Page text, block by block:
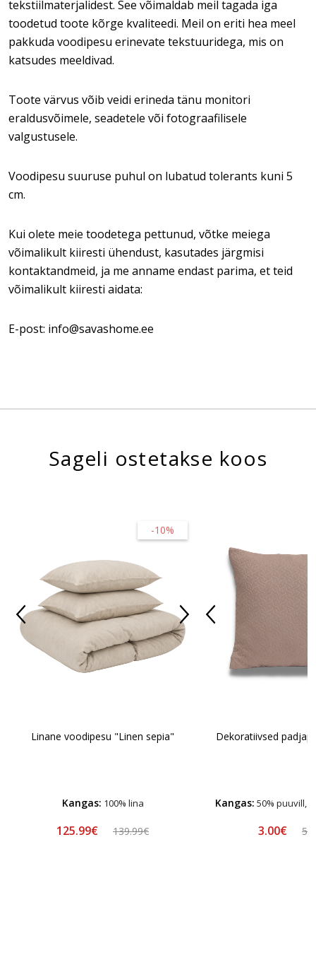
tekstiilmaterjalidest. See võimaldab meil tagada iga
toodetud toote kõrge kvaliteedi. Meil on eriti hea meel
pakkuda voodipesu erinevate tekstuuridega, mis on
katsudes meeldivad.
Toote värvus võib veidi erineda tänu monitori
eraldusvõimele, seadetele või fotograafilisele
valgustusele.
Voodipesu suuruse puhul on lubatud tolerants kuni 5
cm.
Kui olete meie toodetega pettunud, võtke meiega
võimalikult kiiresti ühendust, kasutades järgmisi
kontaktandmeid, ja me anname endast parima, et teid
võimalikult kiiresti aidata:
E-post: info@savashome.ee
Sageli ostetakse koos
-10%
Linane voodipesu "Linen sepia"
Kangas: 100% lina
125.99€ 139.99€
Dekoratiivsed
Kangas: 50% puuvill,
3.00€